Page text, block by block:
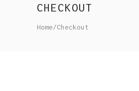
CHECKOUT
Home/Checkout